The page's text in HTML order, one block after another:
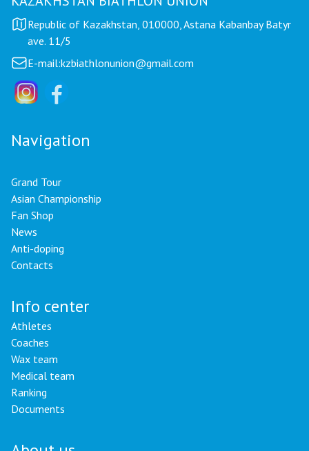
Republic of Kazakhstan, 010000, Astana Kabanbay Batyr
ave. 11/5
E-mail:kzbiathlonunion@gmail.com
Navigation
Grand Tour
Asian Championship
Fan Shop
News
Anti-doping
Contacts
Info center
Athletes
Coaches
Wax team
Medical team
Ranking
Documents